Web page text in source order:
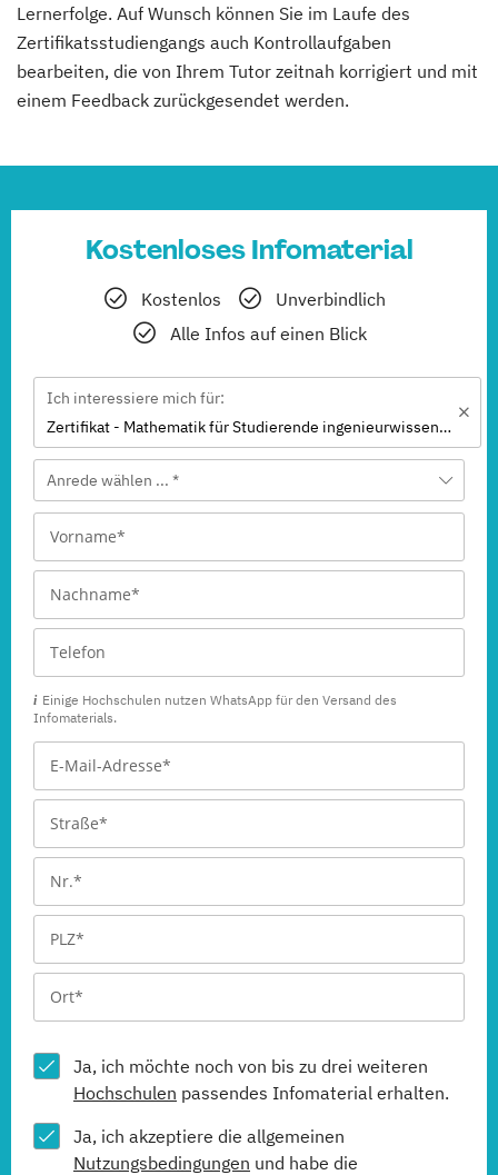
Lernerfolge. Auf Wunsch können Sie im Laufe des
Zertifikatsstudiengangs auch Kontrollaufgaben
bearbeiten, die von Ihrem Tutor zeitnah korrigiert und mit
einem Feedback zurückgesendet werden.
Kostenloses Infomaterial
Kostenlos
Unverbindlich
Alle Infos auf einen Blick
Ich interessiere mich für:
Zertifikat - Mathematik für Studierende ingenieurwissenschaftlicher Fächer
Anrede wählen ... *
Einige Hochschulen nutzen WhatsApp für den Versand des
Infomaterials.
Ja, ich möchte noch von bis zu drei weiteren
Hochschulen passendes Infomaterial erhalten.
Ja, ich akzeptiere die allgemeinen
Nutzungsbedingungen und habe die